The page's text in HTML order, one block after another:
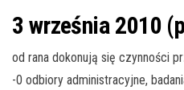
3 września 2010
od rana dokonują się czynności
-0 odbiory administracyjne,